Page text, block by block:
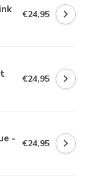
€24,95
€24,95
- €24,95